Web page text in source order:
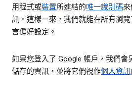
用程式或裝置所連結的唯一識別碼
訊。這樣一來，我們就能在所有瀏
言偏好設定。
如果您登入了 Google 帳戶，我們會
儲存的資訊，並將它們視作個人資訊